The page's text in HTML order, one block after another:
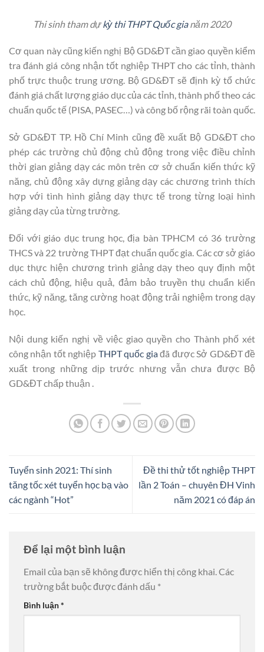
Thi sinh tham dựkỳ thi THPT Quốc gianăm 2020
Cơ quan này cũng kiến nghị Bộ GD&ĐT cần giao quyền kiểm
tra đánh giá công nhận tốt nghiệp THPT cho các tỉnh, thành
phố trực thuộc trung ương. Bộ GD&ĐT sẽ định kỳ tổ chức
đánh giá chất lượng giáo dục của các tỉnh, thành phố theo các
chuẩn quốc tế (PISA, PASEC…) và công bố rộng rãi toàn quốc.
Sở GD&ĐT TP. Hồ Chí Minh cũng đề xuất Bộ GD&ĐT cho
phép các trường chủ động chủ động trong việc điều chỉnh
thời gian giảng dạy các môn trên cơ sở chuẩn kiến thức kỹ
năng, chủ động xây dựng giảng dạy các chương trình thích
hợp với tình hình giảng dạy thực tế trong từng loại hình
giảng dạy của từng trường.
Đối với giáo dục trung học, địa bàn TPHCM có 36 trường
THCS và 22 trường THPT đạt chuẩn quốc gia. Các cơ sở giáo
dục thực hiện chương trình giảng dạy theo quy định một
cách chủ động, hiệu quả, đảm bảo truyền thụ chuẩn kiến
thức, kỹ năng, tăng cường hoạt động trải nghiệm trong dạy
học.
Nội dung kiến nghị về việc giao quyền cho Thành phố xét
công nhận tốt nghiệp THPT quốc giađã được Sở GD&ĐT đề
xuất trong những dịp trước nhưng vẫn chưa được Bộ
GD&ĐT chấp thuận .
Tuyển sinh 2021: Thí sinh
tăng tốc xét tuyển học bạ vào
các ngành “Hot”
Đề thi thử tốt nghiệp THPT
lần 2 Toán – chuyên ĐH Vinh
năm 2021 có đáp án
Để lại một bình luận
Email của bạn sẽ không được hiển thị công khai. Các
trường bắt buộc được đánh dấu *
Bình luận*